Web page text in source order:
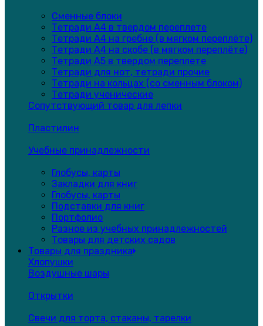
Сменные блоки
Тетради А4 в твердом переплете
Тетради А4 на гребне (в мягком переплёте)
Тетради А4 на скобе (в мягком переплёте)
Тетради А5 в твердом переплете
Тетради для нот, тетради прочие
Тетради на кольцах (со сменным блоком)
Тетради ученические
Сопутствующий товар для лепки
Пластилин
Учебные принадлежности
Глобусы, карты
Закладки для книг
Глобусы, карты
Подставки для книг
Портфолио
Разное из учебных принадлежностей
Товары для детских садов
Товары для праздника
Хлопушки
Воздушные шары
Открытки
Свечи для торта, стаканы, тарелки